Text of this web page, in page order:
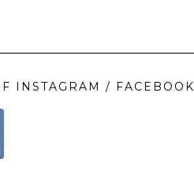
INSTAGRAM / FACEBOOK